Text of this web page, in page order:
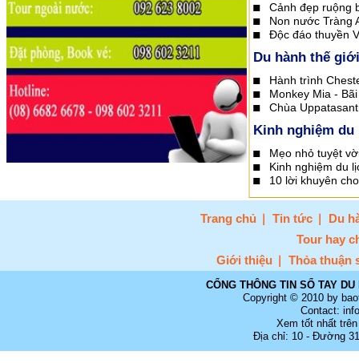
Cảnh đẹp ruộng
Non nước Tràng
Độc đáo thuyền
Du hành thế giới
Hành trình
Monkey Mia -
Chùa
Kinh nghiệm du
Mẹo nhỏ tuyệt
Kinh nghiệm du
10 lời khuyên
Trang chủ Tin tức
Du
Tour hay
Giới thiệu
Thỏa thuận
CỔNG THÔNG TIN SỔ TAY
Copyright © 2010 by
Contact:
Xem tốt nhất
Địa chỉ: 10 - Đường